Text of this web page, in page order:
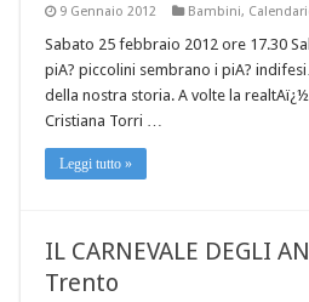
9 Gennaio 2012 Bambini,
Sabato 25 febbraio 2012 ore 17.30
piA? piccolini sembrano i piA?
della nostra storia. A volte la
Cristiana Torri …
Leggi tutto »
IL CARNEVALE DEGLI
Trento